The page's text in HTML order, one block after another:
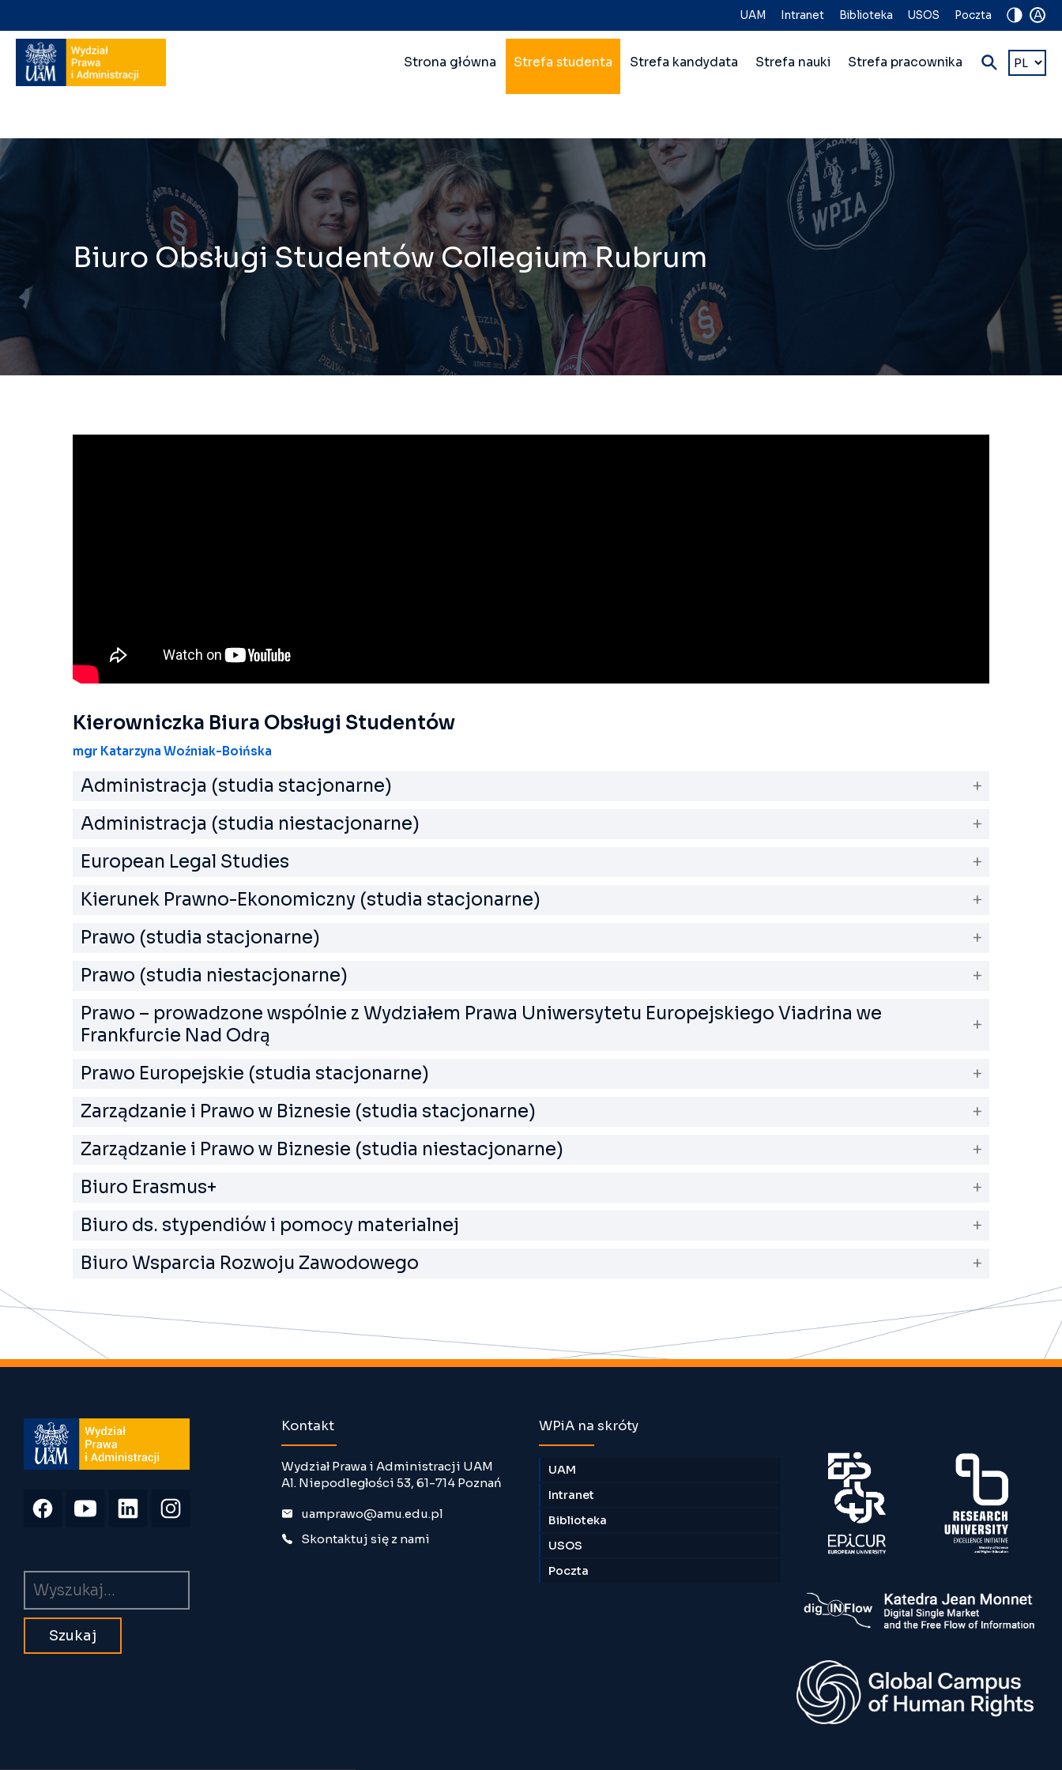
A
Nawigacja
na
skróty
UAM Intranet Biblioteka USOS Poczta
Nawigacja
główna
wielopoziomowa
Strona główna Strefa studenta Strefa kandydata Strefa nauki Strefa pracownika
Wybierz
język
Biuro Obsługi Studentów Collegium Rubrum
Kierowniczka Biura Obsługi Studentów
mgr Katarzyna Woźniak-Boińska
Administracja (studia stacjonarne)
Administracja (studia niestacjonarne)
European Legal Studies
Kierunek Prawno-Ekonomiczny (studia stacjonarne)
Prawo (studia stacjonarne)
Prawo (studia niestacjonarne)
Prawo – prowadzone wspólnie z Wydziałem Prawa Uniwersytetu Europejskiego Viadrina we
Frankfurcie Nad Odrą
Prawo Europejskie (studia stacjonarne)
Zarządzanie i Prawo w Biznesie (studia stacjonarne)
Zarządzanie i Prawo w Biznesie (studia niestacjonarne)
Biuro Erasmus+
Biuro ds. stypendiów i pomocy materialnej
Biuro Wsparcia Rozwoju Zawodowego
Kontakt
Wydział Prawa i Administracji UAM
Al. Niepodległości 53, 61-714 Poznań
uamprawo@amu.edu.pl
Skontaktuj się z nami
WPiA na skróty
UAM
Intranet
Biblioteka
USOS
Poczta